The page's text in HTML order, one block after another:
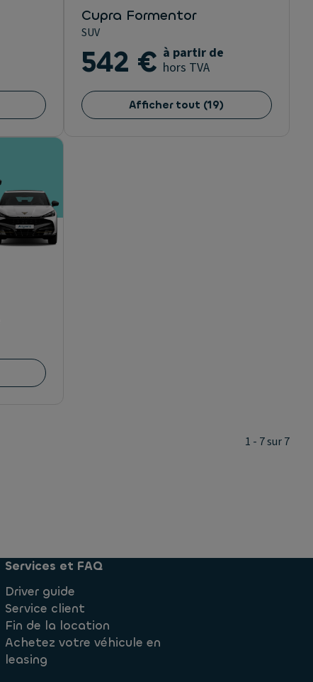
Cupra Formentor
SUV
542 € à partir de
hors TVA
Afficher tout (19)
1 - 7 sur 7
Services et FAQ
Driver guide
Service client
Fin de la location
Achetez votre véhicule en
leasing